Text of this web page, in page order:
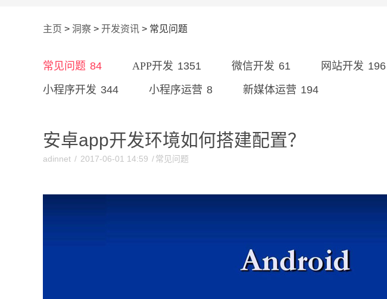
主页 > 洞察 > 开发资讯 > 常见问题
常见问题 84 APP开发 1351 微信开发 61 网站开发 196
小程序开发 344 小程序运营 8 新媒体运营 194
安卓app开发环境如何搭建配置？
adinnet / 2017-06-01 14:59 /常见问题